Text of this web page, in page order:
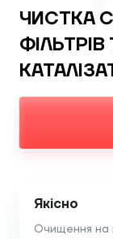
ЧИСТКА
ФІЛЬТРІВ
Якісно
Очищення на